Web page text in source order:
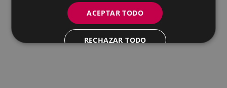
ACEPTAR TODO
RECHAZAR TODO